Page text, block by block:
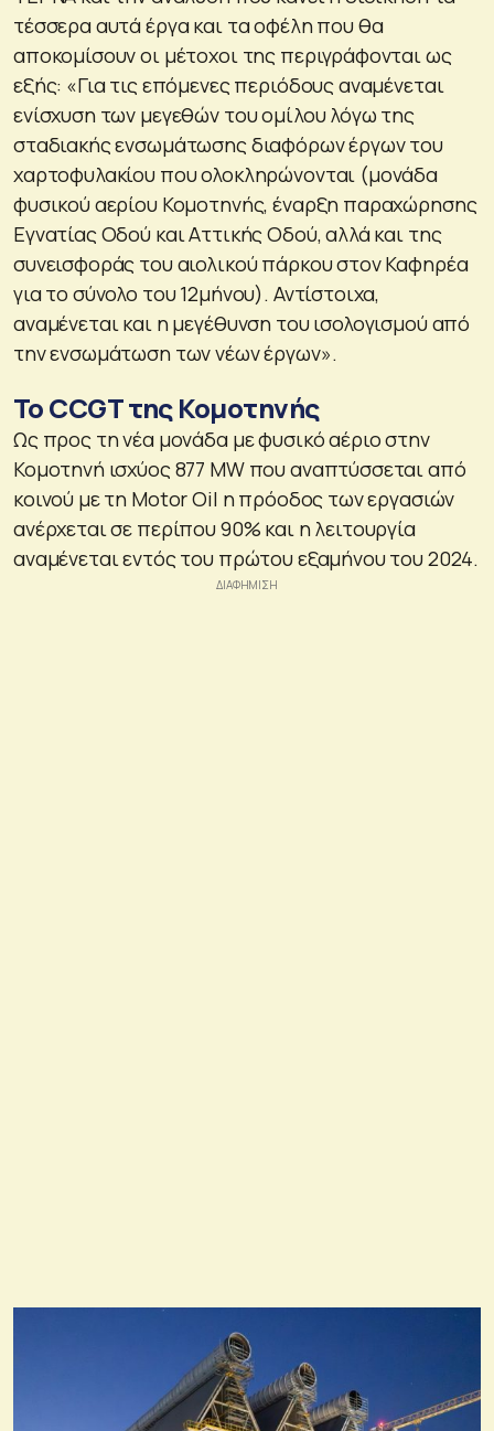
τέσσερα αυτά έργα και τα οφέλη που θα
αποκομίσουν οι μέτοχοι της περιγράφονται ως
εξής: «Για τις επόμενες περιόδους αναμένεται
ενίσχυση των μεγεθών του ομίλου λόγω της
σταδιακής ενσωμάτωσης διαφόρων έργων του
χαρτοφυλακίου που ολοκληρώνονται (μονάδα
φυσικού αερίου Κομοτηνής, έναρξη παραχώρησης
Εγνατίας Οδού και Αττικής Οδού, αλλά και της
συνεισφοράς του αιολικού πάρκου στον Καφηρέα
για το σύνολο του 12μήνου). Αντίστοιχα,
αναμένεται και η μεγέθυνση του ισολογισμού από
την ενσωμάτωση των νέων έργων».
Το CCGT της Κομοτηνής
Ως προς τη νέα μονάδα με φυσικό αέριο στην
Κομοτηνή ισχύος 877 MW που αναπτύσσεται από
κοινού με τη Motor Oil η πρόοδος των εργασιών
ανέρχεται σε περίπου 90% και η λειτουργία
αναμένεται εντός του πρώτου εξαμήνου του 2024.